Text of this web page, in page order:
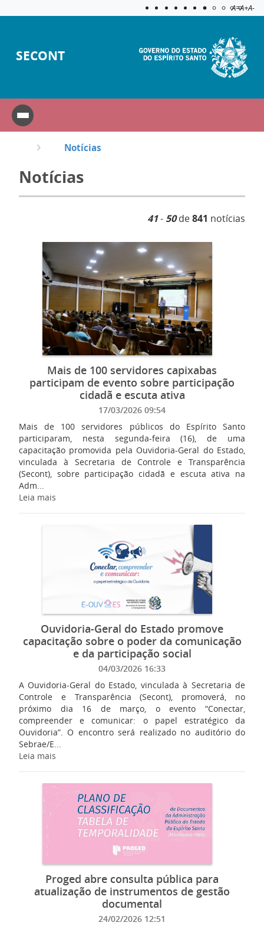
Aplicar
A=A+A-
SECONT
Notícias
Notícias
41- 50de841 notícias
Mais de 100 servidores capixabas
participam de evento sobre participação
cidadã e escuta ativa
17/03/2026 09:54
Mais de 100 servidores públicos do Espírito Santo
participaram, nesta segunda-feira (16), de uma
capacitação promovida pela Ouvidoria-Geral do Estado,
vinculada à Secretaria de Controle e Transparência
(Secont), sobre participação cidadã e escuta ativa na
Adm...
Leia mais
Ouvidoria-Geral do Estado promove
capacitação sobre o poder da comunicação
e da participação social
04/03/2026 16:33
A Ouvidoria-Geral do Estado, vinculada à Secretaria de
Controle e Transparência (Secont), promoverá, no
próximo dia 16 de março, o evento “Conectar,
compreender e comunicar: o papel estratégico da
Ouvidoria”. O encontro será realizado no auditório do
Sebrae/E...
Leia mais
Proged abre consulta pública para
atualização de instrumentos de gestão
documental
24/02/2026 12:51